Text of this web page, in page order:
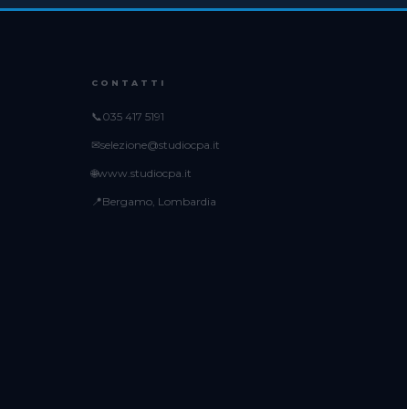
CONTATTI
📞035 417 5191
✉selezione@studiocpa.it
🌐www.studiocpa.it
📍Bergamo, Lombardia